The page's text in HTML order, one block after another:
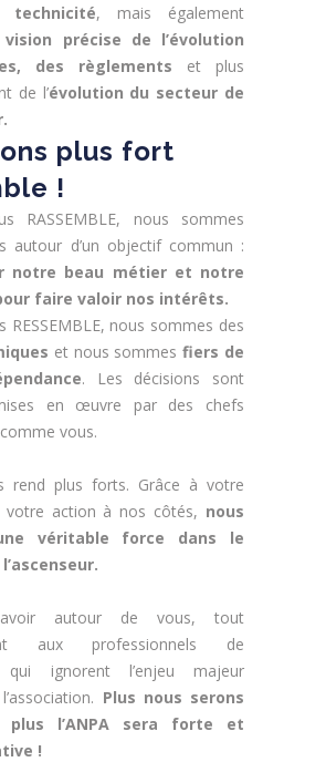
, mais également
vision précise de l’évolution
des règlements et plus
de l’évolution du secteur de
plus fort
!
RASSEMBLE, nous sommes
autour d’un objectif commun :
notre beau métier et notre
faire valoir nos intérêts.
RESSEMBLE, nous sommes des
et nous sommesfiers de
. Les décisions sont
en œuvre par des chefs
vous.
rend plus forts. Grâce à votre
votre action à nos côtés, nous
véritable force dans le
autour de vous, tout
aux professionnels de
qui ignorent l’enjeu majeur
Plus nous serons
plus l’ANPA sera forte et
!